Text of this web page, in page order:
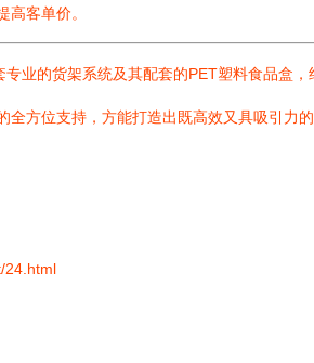
客单价。
业的货架系统及其配套的PET塑料食品盒
方位支持，方能打造出既高效又具吸引力
24.html